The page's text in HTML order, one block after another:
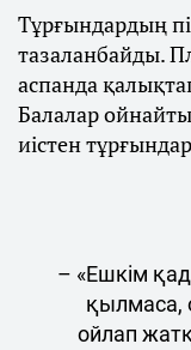
Тұрғындардың
тазаланбайды.
аспанда
Балалар
иістен
– «Ешкім
қылмаса,
ойлап